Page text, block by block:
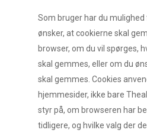
Som bruger har du
ønsker, at cookierne skal
browser, om du vil spørges,
skal gemmes, eller om du
skal gemmes. Cookies
hjemmesider, ikke bare
styr på, om browseren har
tidligere, og hvilke valg der